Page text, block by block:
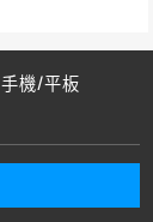
手機/平板